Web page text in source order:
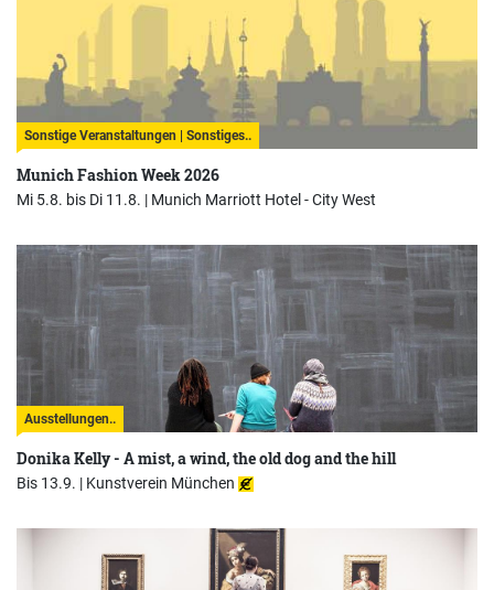
Sonstige Veranstaltungen | Sonstiges..
Munich Fashion Week 2026
Mi 5.8. bis Di 11.8. | Munich Marriott Hotel - City West
Ausstellungen..
Donika Kelly - A mist, a wind, the old dog and the hill
Bis 13.9. | Kunstverein München